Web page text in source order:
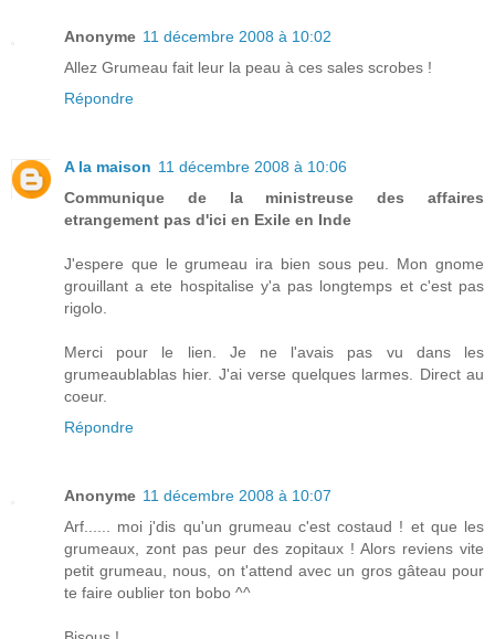
Anonyme 11 décembre 2008 à 10:02
Allez Grumeau fait leur la peau à ces sales scrobes !
Répondre
A la maison 11 décembre 2008 à 10:06
Communique de la ministreuse des affaires
etrangement pas d'ici en Exile en Inde
J'espere que le grumeau ira bien sous peu. Mon gnome
grouillant a ete hospitalise y'a pas longtemps et c'est pas
rigolo.
Merci pour le lien. Je ne l'avais pas vu dans les
grumeaublablas hier. J'ai verse quelques larmes. Direct au
coeur.
Répondre
Anonyme 11 décembre 2008 à 10:07
Arf...... moi j'dis qu'un grumeau c'est costaud ! et que les
grumeaux, zont pas peur des zopitaux ! Alors reviens vite
petit grumeau, nous, on t'attend avec un gros gâteau pour
te faire oublier ton bobo ^^